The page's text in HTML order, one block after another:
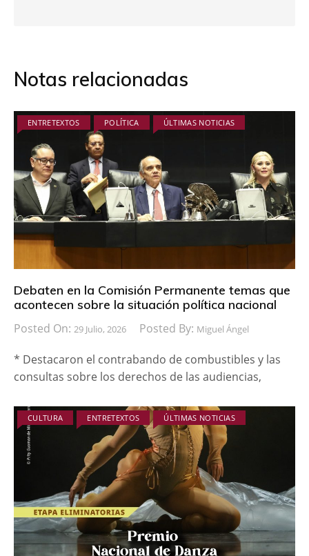
Notas relacionadas
ENTRETEXTOS POLÍTICA ÚLTIMAS NOTICIAS
Debaten en la Comisión Permanente temas que
acontecen sobre la situación política nacional
Posted On: 29 Julio, 2026 Posted By: Miguel Ángel
* Destacaron el contrabando de combustibles y las
consultas sobre los derechos de las audiencias,
CULTURA ENTRETEXTOS ÚLTIMAS NOTICIAS